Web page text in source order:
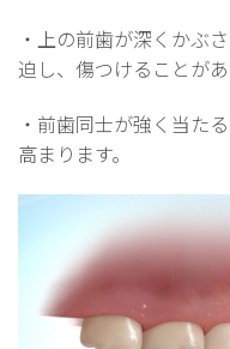
・上の前歯が深くかぶ
迫し、傷つけることがあ
・前歯同士が強く当た
高まります。